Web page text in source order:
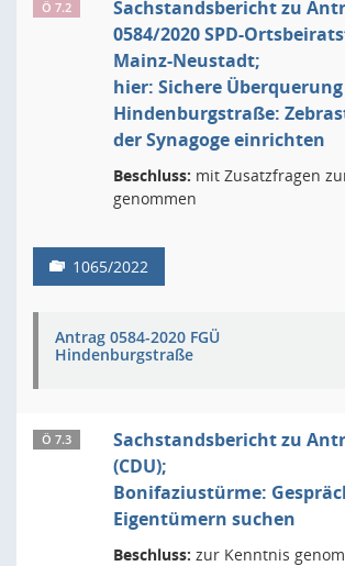
Ö 7.2
Sachstandsbericht zu
0584/2020 SPD-
Mainz-Neustadt;
hier: Sichere
Hindenburgstraße:
der Synagoge einrichten
Beschluss: mit Zusatzfragen
genommen
1065/2022
Antrag 0584-2020 FGÜ
Hindenburgstraße
Ö 7.3
Sachstandsbericht zu
(CDU);
Bonifaziustürme:
Eigentümern suchen
Beschluss: zur Kenntnis